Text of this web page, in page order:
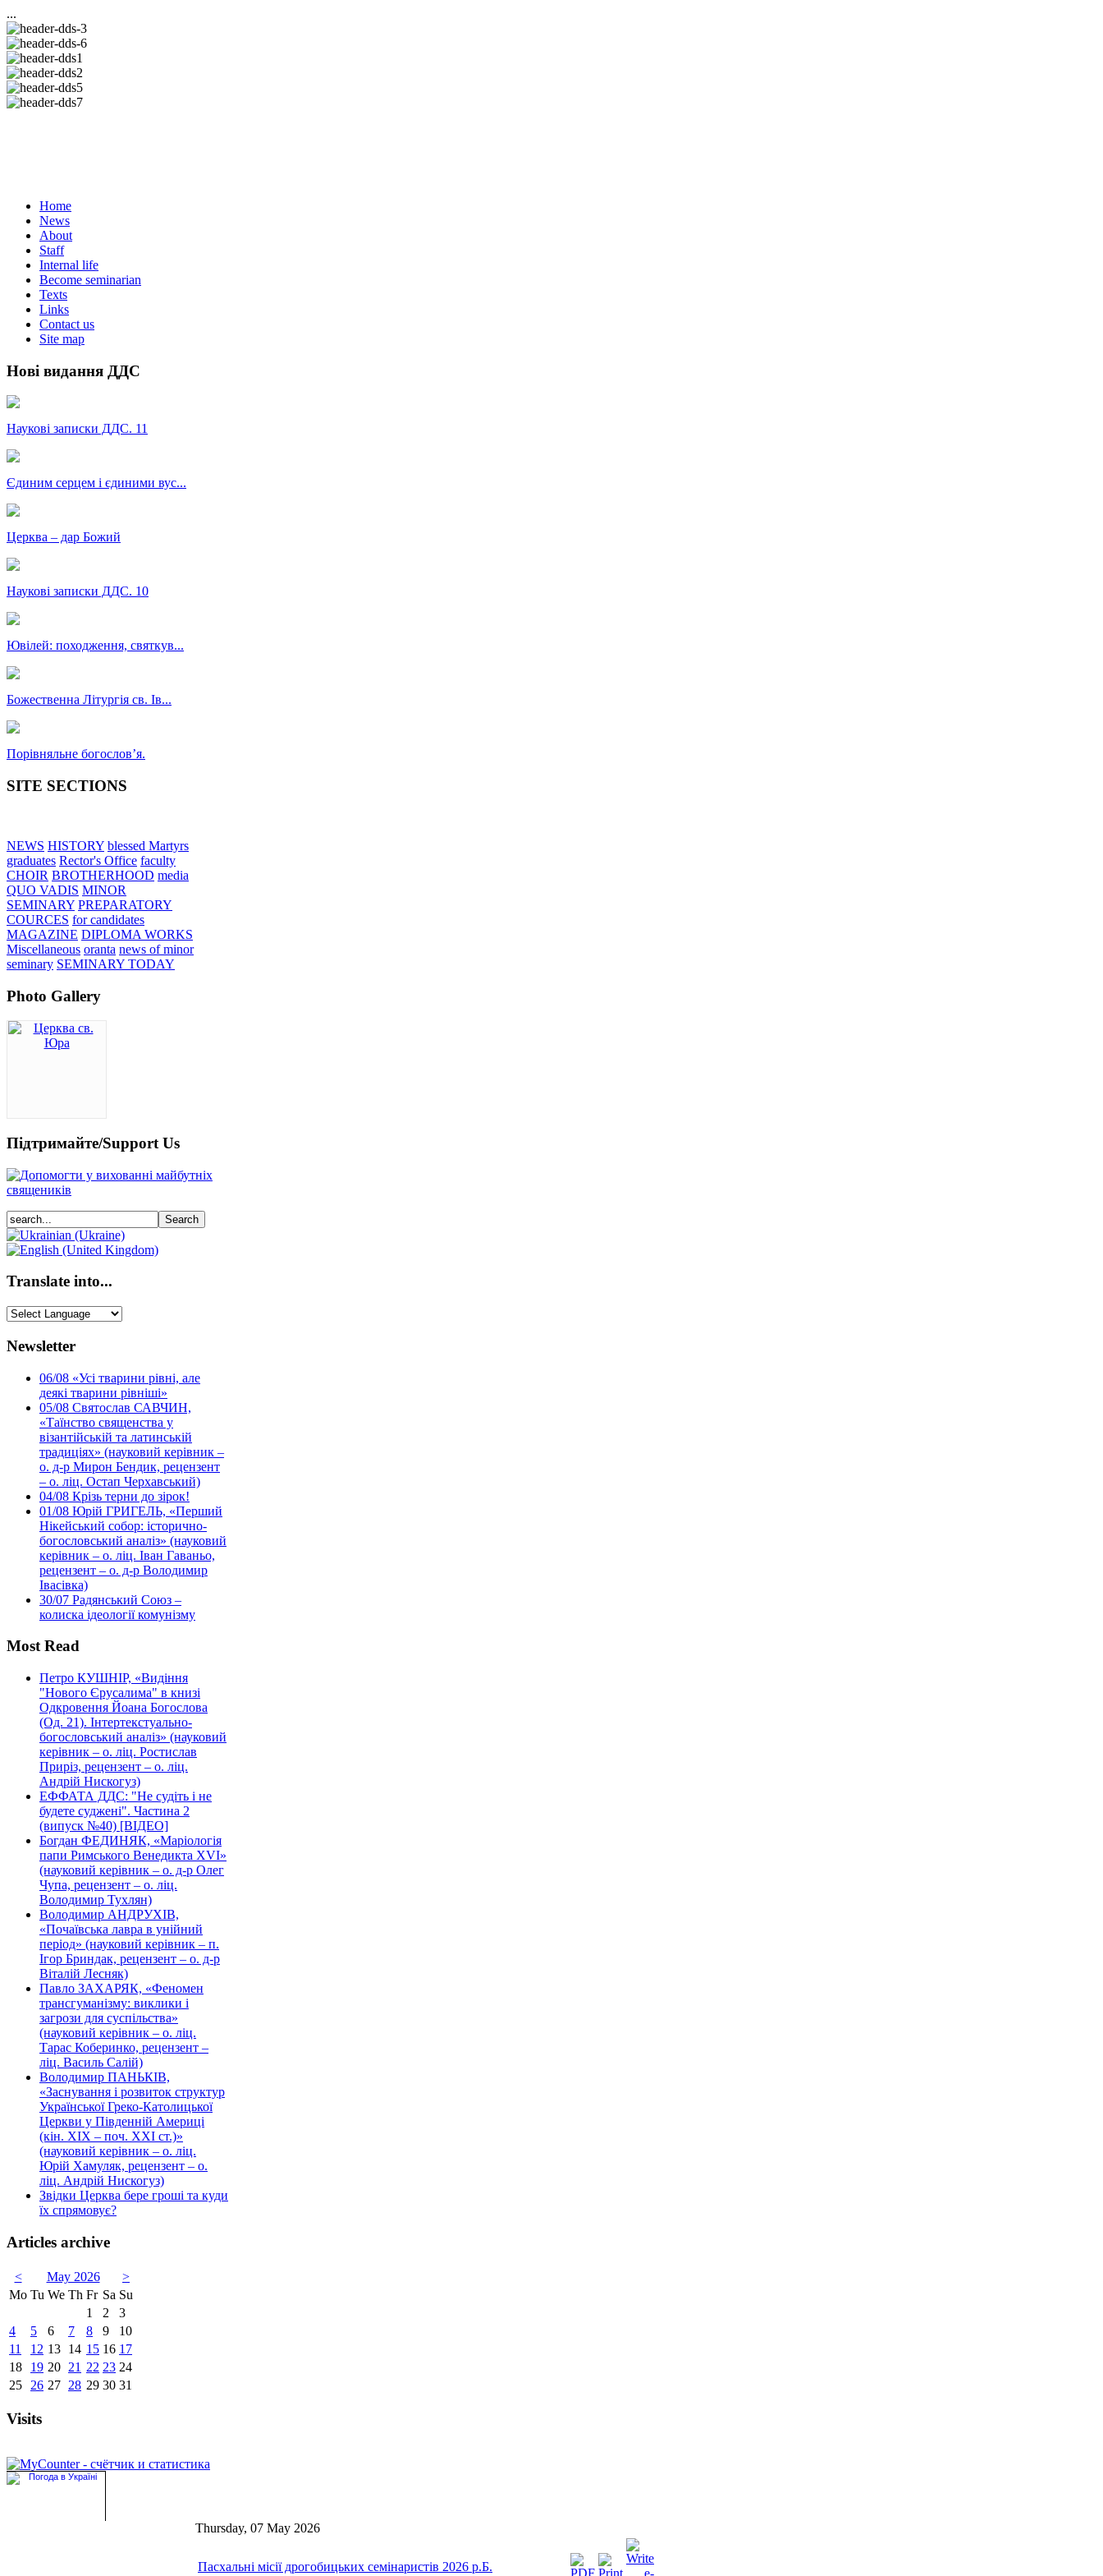
...
Home
News
About
Staff
Internal life
Become seminarian
Texts
Links
Contact us
Site map
Нові видання ДДС
Наукові записки ДДС. 11
Єдиним серцем і єдиними вус...
Церква – дар Божий
Наукові записки ДДС. 10
Ювілей: походження, святкув...
Божественна Літургія св. Ів...
Порівняльне богословʼя.
SITE SECTIONS
NEWS HISTORY blessed Martyrs
graduates Rector's Office faculty
CHOIR BROTHERHOOD media
QUO VADIS MINOR
SEMINARY PREPARATORY
COURCES for candidates
MAGAZINE DIPLOMA WORKS
Miscellaneous oranta news of minor
seminary SEMINARY TODAY
Photo Gallery
Підтримайте/Support Us
Translate into...
Newsletter
06/08 «Усі тварини рівні, але
деякі тварини рівніші»
05/08 Святослав САВЧИН,
«Таїнство священства у
візантійській та латинській
традиціях» (науковий керівник –
о. д-р Мирон Бендик, рецензент
– о. ліц. Остап Черхавський)
04/08 Крізь терни до зірок!
01/08 Юрій ГРИГЕЛЬ, «Перший
Нікейський собор: історично-
богословський аналіз» (науковий
керівник – о. ліц. Іван Гаваньо,
рецензент – о. д-р Володимир
Івасівка)
30/07 Радянський Союз –
колиска ідеології комунізму
Most Read
Петро КУШНІР, «Видіння
"Нового Єрусалима" в книзі
Одкровення Йоана Богослова
(Од. 21). Інтертекстуально-
богословський аналіз» (науковий
керівник – о. ліц. Ростислав
Приріз, рецензент – о. ліц.
Андрій Нискогуз)
ЕФФАТА ДДС: "Не судіть і не
будете суджені". Частина 2
(випуск №40) [ВІДЕО]
Богдан ФЕДИНЯК, «Маріологія
папи Римського Венедикта XVI»
(науковий керівник – о. д-р Олег
Чупа, рецензент – о. ліц.
Володимир Тухлян)
Володимир АНДРУХІВ,
«Почаївська лавра в унійний
період» (науковий керівник – п.
Ігор Бриндак, рецензент – о. д-р
Віталій Лесняк)
Павло ЗАХАРЯК, «Феномен
трансгуманізму: виклики і
загрози для суспільства»
(науковий керівник – о. ліц.
Тарас Коберинко, рецензент –
ліц. Василь Салій)
Володимир ПАНЬКІВ,
«Заснування і розвиток структур
Української Греко-Католицької
Церкви у Південній Америці
(кін. ХІХ – поч. ХХІ ст.)»
(науковий керівник – о. ліц.
Юрій Хамуляк, рецензент – о.
ліц. Андрій Нискогуз)
Звідки Церква бере гроші та куди
їх спрямовує?
Articles archive
< May 2026
>
Mo Tu We Th Fr Sa Su
1
2
3
4
5 6 7 8 9
10
11
12 13 14 15 16 17
18
19 20 21 22 23 24
25
26 27 28 29 30 31
Visits
Thursday, 07 May 2026
Пасхальні місії дрогобицьких семінаристів 2026 р.Б.